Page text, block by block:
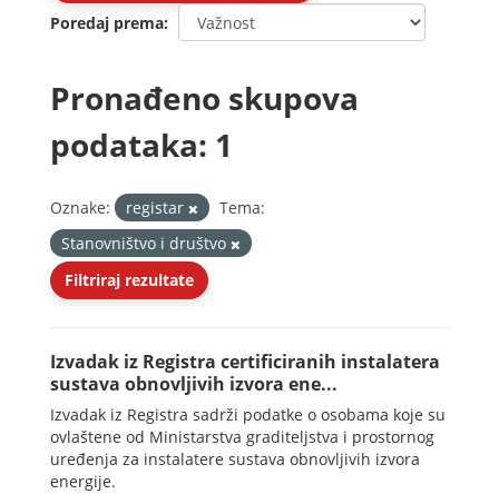
Poredaj prema
Pronađeno skupova
podataka: 1
Oznake: registar
Tema:
Stanovništvo i društvo
Filtriraj rezultate
Izvadak iz Registra certificiranih instalatera
sustava obnovljivih izvora ene...
Izvadak iz Registra sadrži podatke o osobama koje su
ovlaštene od Ministarstva graditeljstva i prostornog
uređenja za instalatere sustava obnovljivih izvora
energije.